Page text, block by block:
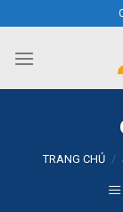
to
content
TRANG CHỦ /